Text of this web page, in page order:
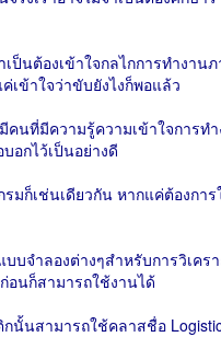
ป็นต้องเข้าใจกลไกการทำงาน
เข้าใจว่าขับยังไงก็พอแล้ว
นที่มีความรู้ความเข้าใจการท
อกไว้เป็นอย่างดี
รมก็เช่นเดียวกัน หากแค่ต้องก
บจำลองต่างๆสำหรับการวิเค
อนก็สามารถใช้งานได้
นั้นสามารถใช้คลาสชื่อ